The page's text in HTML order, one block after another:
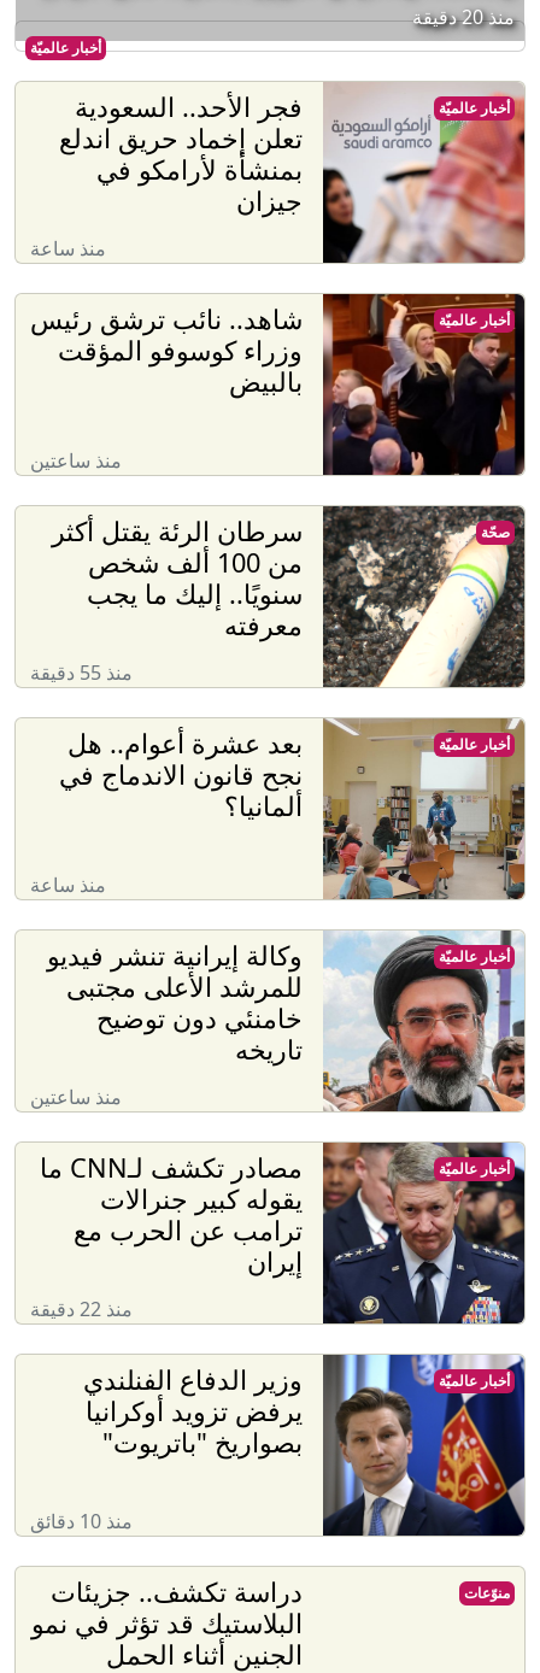
أخبار عالميّة
منذ 20 دقيقة
فجر الأحد.. السعودية
تعلن إخماد حريق اندلع
بمنشأة لأرامكو في
جيزان
منذ ساعة
أخبار عالميّة
شاهد.. نائب ترشق رئيس
وزراء كوسوفو المؤقت
بالبيض
منذ ساعتين
أخبار عالميّة
سرطان الرئة يقتل أكثر
من 100 ألف شخص
سنويًا.. إليك ما يجب
معرفته
منذ 55 دقيقة
صحّة
بعد عشرة أعوام.. هل
نجح قانون الاندماج في
ألمانيا؟
منذ ساعة
أخبار عالميّة
وكالة إيرانية تنشر فيديو
للمرشد الأعلى مجتبى
خامنئي دون توضيح
تاريخه
منذ ساعتين
أخبار عالميّة
مصادر تكشف لـCNN ما
يقوله كبير جنرالات
ترامب عن الحرب مع
إيران
منذ 22 دقيقة
أخبار عالميّة
وزير الدفاع الفنلندي
يرفض تزويد أوكرانيا
بصواريخ "باتريوت"
منذ 10 دقائق
أخبار عالميّة
دراسة تكشف.. جزيئات
البلاستيك قد تؤثر في نمو
الجنين أثناء الحمل
منوّعات